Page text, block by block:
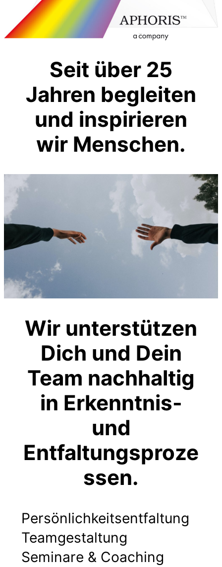
Seit über 25
Jahren begleiten
und inspirieren
wir Menschen.
Wir unterstützen
Dich und Dein
Team nachhaltig
in Erkenntnis-
und
Entfaltungsproze
ssen.
Persönlichkeitsentfaltung
Teamgestaltung
Seminare & Coaching